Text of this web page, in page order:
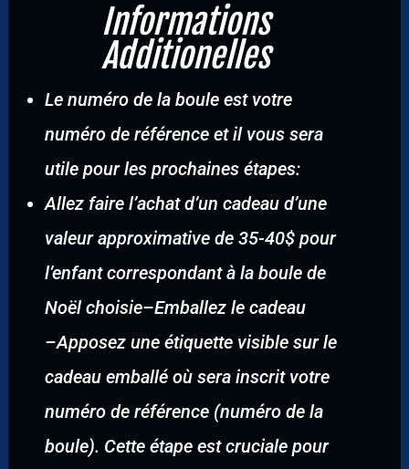
Informations
Additionelles
Le numéro de la boule est votre
numéro de référence et il vous sera
utile pour les prochaines étapes:
Allez faire l’achat d’un cadeau d’une
valeur approximative de 35-40$ pour
l’enfant correspondant à la boule de
Noël choisie–Emballez le cadeau
–Apposez une étiquette visible sur le
cadeau emballé où sera inscrit votre
numéro de référence (numéro de la
boule). Cette étape est cruciale pour